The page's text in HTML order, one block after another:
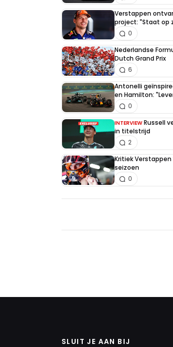
Verstappen
project: "Staat op
0
Nederlandse
Dutch Grand Prix
6
Antonelli
en Hamilton:
0
INTERVIEW Russell
in titelstrijd
2
Kritiek
seizoen
0
SLUIT JE AAN BIJ